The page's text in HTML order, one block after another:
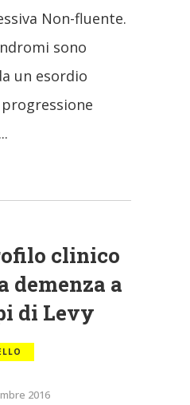
Non-fluente.
sono
un esordio
clinico
demenza a
di Levy
2016